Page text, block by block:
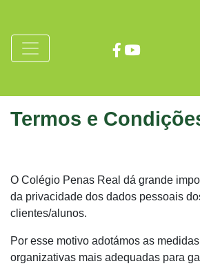
Termos e
O Colégio Penas Real dá grande
da privacidade dos dados pessoais
clientes/alunos.
​Por esse motivo adotámos as
organizativas mais adequadas para